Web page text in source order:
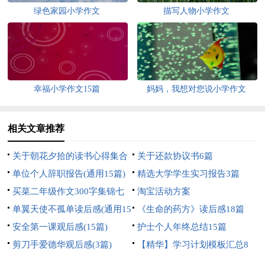
绿色家园小学作文 描写人物小学作文
幸福小学作文15篇 妈妈，我想对您说小学作文
相关文章推荐
关于朝花夕拾的读书心得集合
9篇
关于还款协议书6篇
单位个人辞职报告(通用15篇)
精选大学学生实习报告3篇
买菜二年级作文300字集锦七
篇
淘宝活动方案
单翼天使不孤单读后感(通用15
篇)
《生命的药方》读后感18篇
安全第一课观后感(15篇)
护士个人年终总结15篇
剪刀手爱德华观后感(3篇)
【精华】学习计划模板汇总8